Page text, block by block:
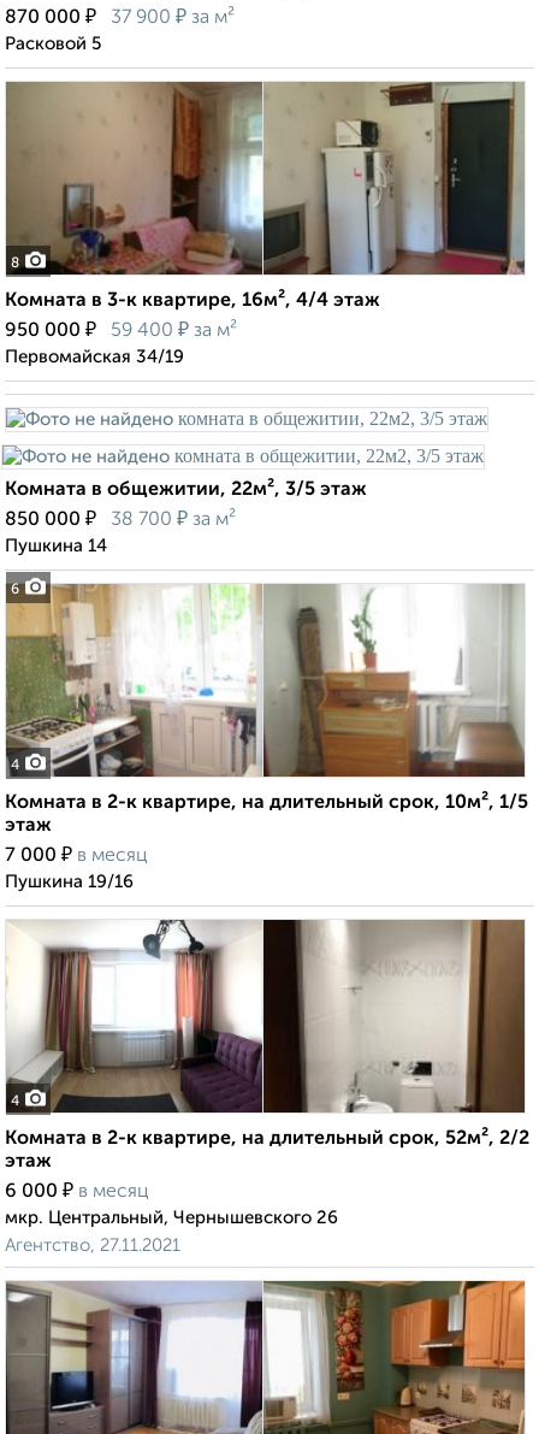
870 000 ₽ 37 900 ₽ за м²
Расковой 5
8
Комната в 3-к квартире, 16м², 4/4 этаж
950 000 ₽ 59 400 ₽ за м²
Первомайская 34/19
6
Комната в общежитии, 22м², 3/5 этаж
850 000 ₽ 38 700 ₽ за м²
Пушкина 14
4
Комната в 2-к квартире, на длительный срок, 10м², 1/5
этаж
7 000 ₽ в месяц
Пушкина 19/16
4
Комната в 2-к квартире, на длительный срок, 52м², 2/2
этаж
6 000 ₽ в месяц
мкр. Центральный, Чернышевского 26
Агентство, 27.11.2021